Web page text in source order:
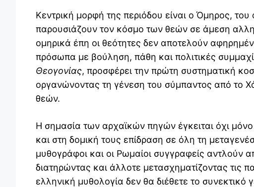
Κεντρική μορφή της περιόδου είναι ο Όμηρος, του
παρουσιάζουν τον κόσμο των θεών σε άμεση
ομηρικά έπη οι θεότητες δεν αποτελούν
πρόσωπα με βούληση, πάθη και πολιτικές
Θεογονίας, προσφέρει την πρώτη συστηματική
οργανώνοντας τη γένεση του σύμπαντος από το
θεών.
Η σημασία των αρχαϊκών πηγών έγκειται όχι
και στη δομική τους επίδραση σε όλη τη
μυθογράφοι και οι Ρωμαίοι συγγραφείς αντλούν
διατηρώντας και άλλοτε μετασχηματίζοντας τις
ελληνική μυθολογία δεν θα διέθετε το συνεκτικό